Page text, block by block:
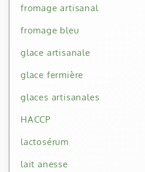
fromage artisanal
fromage bleu
glace artisanale
glace fermière
glaces artisanales
HACCP
lactosérum
lait anesse